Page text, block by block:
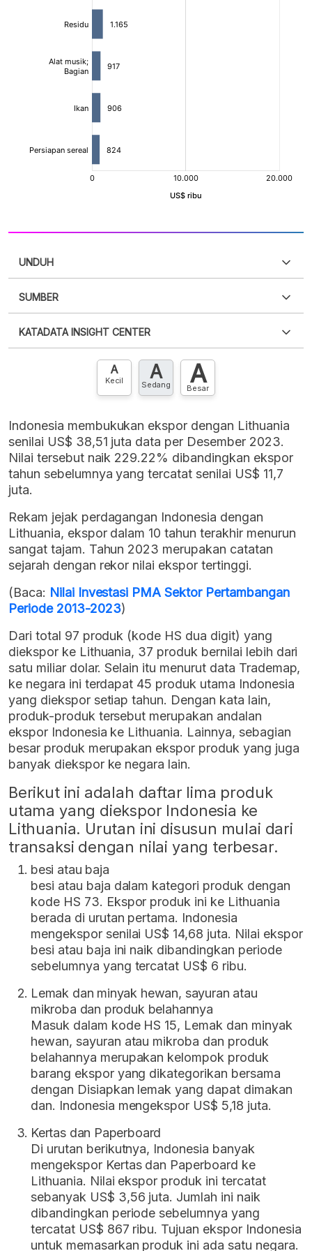
UNDUH
XLS
SUMBER
punya akun?Silakan Daftar sekarang
KATADATA INSIGHT CENTER
Hubungi sekarang »
A
Kecil A
Sedang A
Besar
Indonesia membukukan ekspor dengan Lithuania
senilai US$ 38,51 juta data per Desember 2023.
Nilai tersebut naik 229.22% dibandingkan ekspor
tahun sebelumnya yang tercatat senilai US$ 11,7
juta.
Rekam jejak perdagangan Indonesia dengan
Lithuania, ekspor dalam 10 tahun terakhir menurun
sangat tajam. Tahun 2023 merupakan catatan
sejarah dengan rekor nilai ekspor tertinggi.
(Baca: Nilai Investasi PMA Sektor Pertambangan
Periode 2013-2023)
Dari total 97 produk (kode HS dua digit) yang
diekspor ke Lithuania, 37 produk bernilai lebih dari
satu miliar dolar. Selain itu menurut data Trademap,
ke negara ini terdapat 45 produk utama Indonesia
yang diekspor setiap tahun. Dengan kata lain,
produk-produk tersebut merupakan andalan
ekspor Indonesia ke Lithuania. Lainnya, sebagian
besar produk merupakan ekspor produk yang juga
banyak diekspor ke negara lain.
Berikut ini adalah daftar lima produk
utama yang diekspor Indonesia ke
Lithuania. Urutan ini disusun mulai dari
transaksi dengan nilai yang terbesar.
besi atau baja
besi atau baja dalam kategori produk dengan
kode HS 73. Ekspor produk ini ke Lithuania
berada di urutan pertama. Indonesia
mengekspor senilai US$ 14,68 juta. Nilai ekspor
besi atau baja ini naik dibandingkan periode
sebelumnya yang tercatat US$ 6 ribu.
Lemak dan minyak hewan, sayuran atau
mikroba dan produk belahannya
Masuk dalam kode HS 15, Lemak dan minyak
hewan, sayuran atau mikroba dan produk
belahannya merupakan kelompok produk
barang ekspor yang dikategorikan bersama
dengan Disiapkan lemak yang dapat dimakan
dan. Indonesia mengekspor US$ 5,18 juta.
Kertas dan Paperboard
Di urutan berikutnya, Indonesia banyak
mengekspor Kertas dan Paperboard ke
Lithuania. Nilai ekspor produk ini tercatat
sebanyak US$ 3,56 juta. Jumlah ini naik
dibandingkan periode sebelumnya yang
tercatat US$ 867 ribu. Tujuan ekspor Indonesia
untuk memasarkan produk ini ada satu negara.